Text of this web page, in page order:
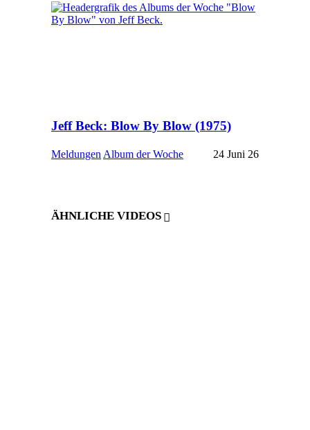
Jeff Beck: Blow By Blow (1975)
Meldungen Album der Woche 24 Juni 26
ÄHNLICHE VIDEOS